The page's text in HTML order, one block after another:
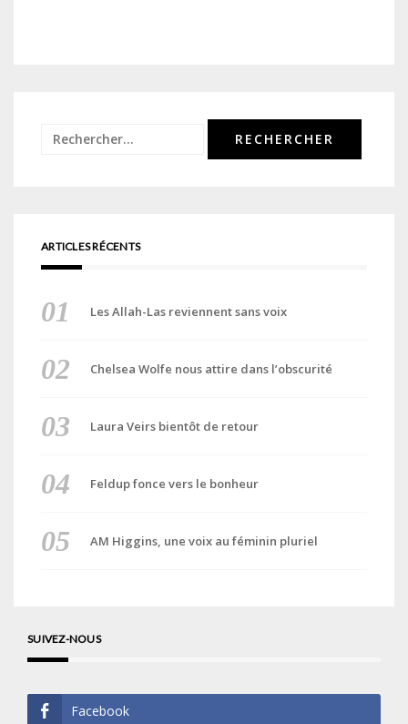
Rechercher :
ARTICLES RÉCENTS
Les Allah-Las reviennent sans voix
Chelsea Wolfe nous attire dans l’obscurité
Laura Veirs bientôt de retour
Feldup fonce vers le bonheur
AM Higgins, une voix au féminin pluriel
SUIVEZ-NOUS
Facebook